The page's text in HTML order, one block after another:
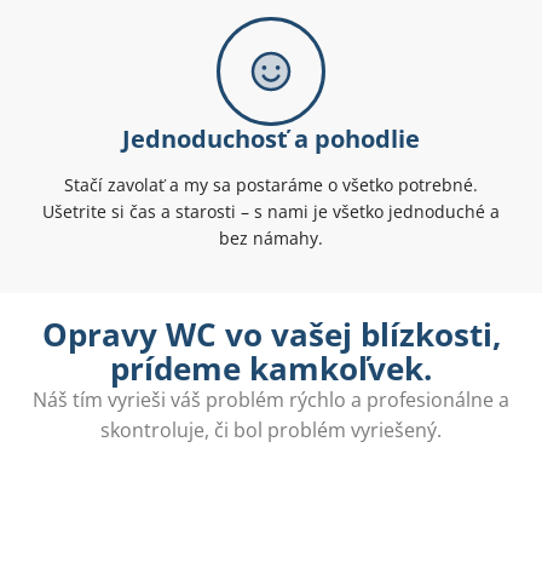
Jednoduchosť a pohodlie
Stačí zavolať a my sa postaráme o všetko potrebné.
Ušetrite si čas a starosti – s nami je všetko jednoduché a
bez námahy.
Opravy WC vo vašej blízkosti,
prídeme kamkoľvek.
Náš tím vyrieši váš problém rýchlo a profesionálne a
skontroluje, či bol problém vyriešený.